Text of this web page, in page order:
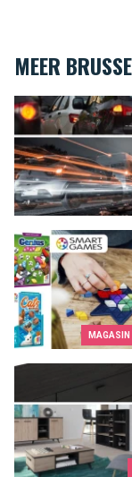
MEER
6 tips voor
Taal leren op
Thuis werken in